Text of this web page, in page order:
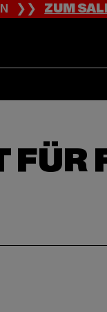
❯❯ZUM